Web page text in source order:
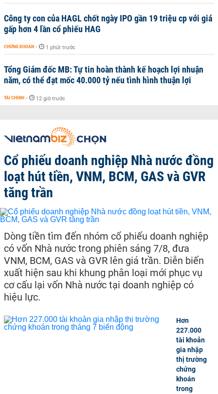
Công ty con của HAGL chốt ngày IPO gần 19 triệu cp với giá
gấp hơn 4 lần cổ phiếu HAG
CHỨNG KHOÁN - 1 phút trước
Tổng Giám đốc MB: Tự tin hoàn thành kế hoạch lợi nhuận
năm, có thể đạt mốc 40.000 tỷ nếu tình hình thuận lợi
TÀI CHÍNH - 12 giờ trước
Cổ phiếu doanh nghiệp Nhà nước đồng
loạt hút tiền, VNM, BCM, GAS và GVR
tăng trần
Dòng tiền tìm đến nhóm cổ phiếu doanh nghiệp
có vốn Nhà nước trong phiên sáng 7/8, đưa
VNM, BCM, GAS và GVR lên giá trần. Diễn biến
xuất hiện sau khi khung phân loại mới phục vụ
cơ cấu lại vốn Nhà nước tại doanh nghiệp có
hiệu lực.
Hơn
227.000
tài khoản
gia nhập
thị trường
chứng
khoán
trong